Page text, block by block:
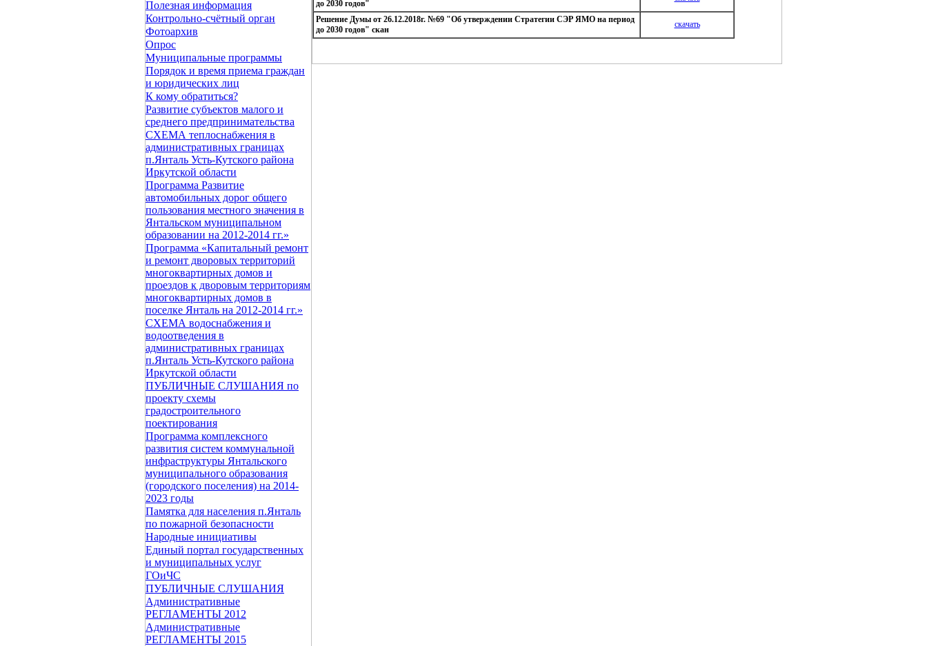
Полезная информация
Контрольно-счётный орган
Фотоархив
Опрос
Муниципальные программы
Порядок и время приема граждан
и юридических лиц
К кому обратиться?
Развитие субъектов малого и
среднего предпринимательства
СХЕМА теплоснабжения в
административных границах
п.Янталь Усть-Кутского района
Иркутской области
Программа Развитие
автомобильных дорог общего
пользования местного значения в
Янтальском муниципальном
образовании на 2012-2014 гг.»
Программа «Капитальный ремонт
и ремонт дворовых территорий
многоквартирных домов и
проездов к дворовым территориям
многоквартирных домов в
поселке Янталь на 2012-2014 гг.»
СХЕМА водоснабжения и
водоотведения в
административных границах
п.Янталь Усть-Кутского района
Иркутской области
ПУБЛИЧНЫЕ СЛУШАНИЯ по
проекту схемы
градостроительного
поектирования
Программа комплексного
развития систем коммунальной
инфраструктуры Янтальского
муниципального образования
(городского поселения) на 2014-
2023 годы
Памятка для населения п.Янталь
по пожарной безопасности
Народные инициативы
Единый портал государственных
и муниципальных услуг
ГОиЧС
ПУБЛИЧНЫЕ СЛУШАНИЯ
Административные
РЕГЛАМЕНТЫ 2012
Административные
РЕГЛАМЕНТЫ 2015
до 2030 годов"
Решение Думы от 26.12.2018г. №69 "Об утверждении Стратегии СЭР ЯМО на период
до 2030 годов" скан
скачать